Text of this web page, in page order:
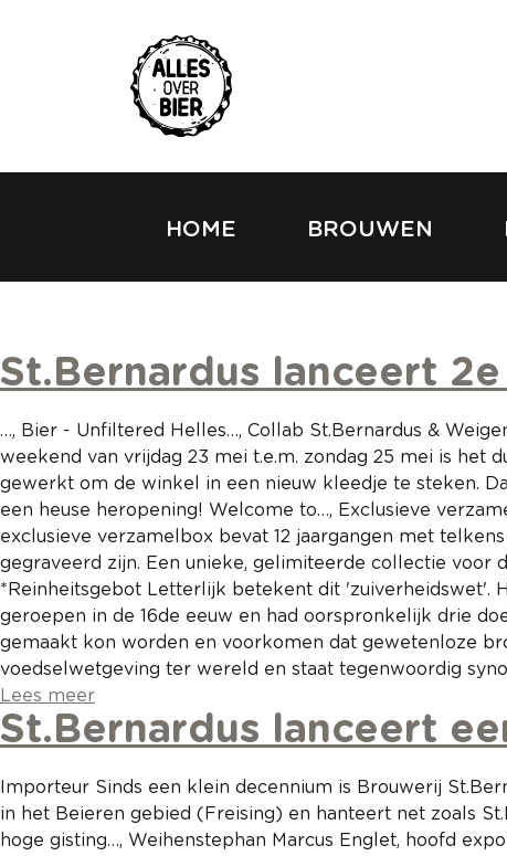
Hoofdnavigatie
HOME BROUWEN
St.Bernardus lanceert
…, Bier - Unfiltered Helles…, Collab St.Bernardus &
weekend van vrijdag 23 mei t.e.m. zondag 25 mei is
gewerkt om de winkel in een nieuw kleedje te steken.
een heuse heropening! Welcome to…, Exclusieve
exclusieve verzamelbox bevat 12 jaargangen met
gegraveerd zijn. Een unieke, gelimiteerde collectie
*Reinheitsgebot Letterlijk betekent dit 'zuiverheidswet'.
geroepen in de 16de eeuw en had oorspronkelijk drie
gemaakt kon worden en voorkomen dat gewetenloze
voedselwetgeving ter wereld en staat tegenwoordig
Lees meer
St.Bernardus lanceert
Importeur Sinds een klein decennium is Brouwerij
in het Beieren gebied (Freising) en hanteert net zoals
hoge gisting…, Weihenstephan Marcus Englet, hoofd